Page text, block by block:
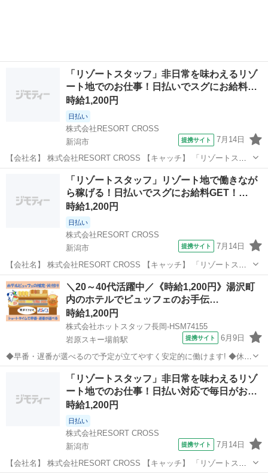
「リゾートスタッフ」非日常を味わえるリゾ
ート地でのお仕事！日払いでスグにお給料…
時給1,200円
日払い
株式会社RESORT CROSS
新潟市
提携サイト 7月14日
【会社名】 株式会社RESORT CROSS 【キャッチ】 「リゾートスタ
ッフ」非日常を味わえるリゾート地でのお仕事！日払いでスグにお給
料GET！来社×履歴書いらずでらくちん！ 【コメント】 ＼新規スタッ
フ100名以上の...
ホテル
「リゾートスタッフ」リゾート地で働きなが
ら稼げる！日払いでスグにお給料GET！…
時給1,200円
日払い
株式会社RESORT CROSS
新潟市
提携サイト 7月14日
【会社名】 株式会社RESORT CROSS 【キャッチ】 「リゾートスタ
ッフ」リゾート地で働きながら稼げる！日払いでスグにお給料GET！
来社×履歴書いらずでらくちん！ 【コメント】 ＼新規スタッフ100名
以上の大募集★...
新潟 新潟市
＼20～40代活躍中／《時給1,200円》湯沢町
内のホテルでビュッフェのお手伝…
時給1,200円
株式会社ホットスタッフ長岡-HSM74155
岩原スキー場前駅
提携サイト 6月9日
◆早番・遅番が選べるので予定が立てやすく安定的に働けます! ◆休憩
なしの実働6時間勤務なので効率的に稼いでプライベート充実♪
┏━━━━━━━━━━━━━━┓ お仕事内容
━━━━━━━━━━━━━━┛ リゾートホテル...
岩原スキー場前駅 ホテル
「リゾートスタッフ」非日常を味わえるリゾ
ート地でのお仕事！日払い対応で毎日がお…
時給1,200円
日払い
株式会社RESORT CROSS
新潟市
提携サイト 7月14日
【会社名】 株式会社RESORT CROSS 【キャッチ】 「リゾートスタ